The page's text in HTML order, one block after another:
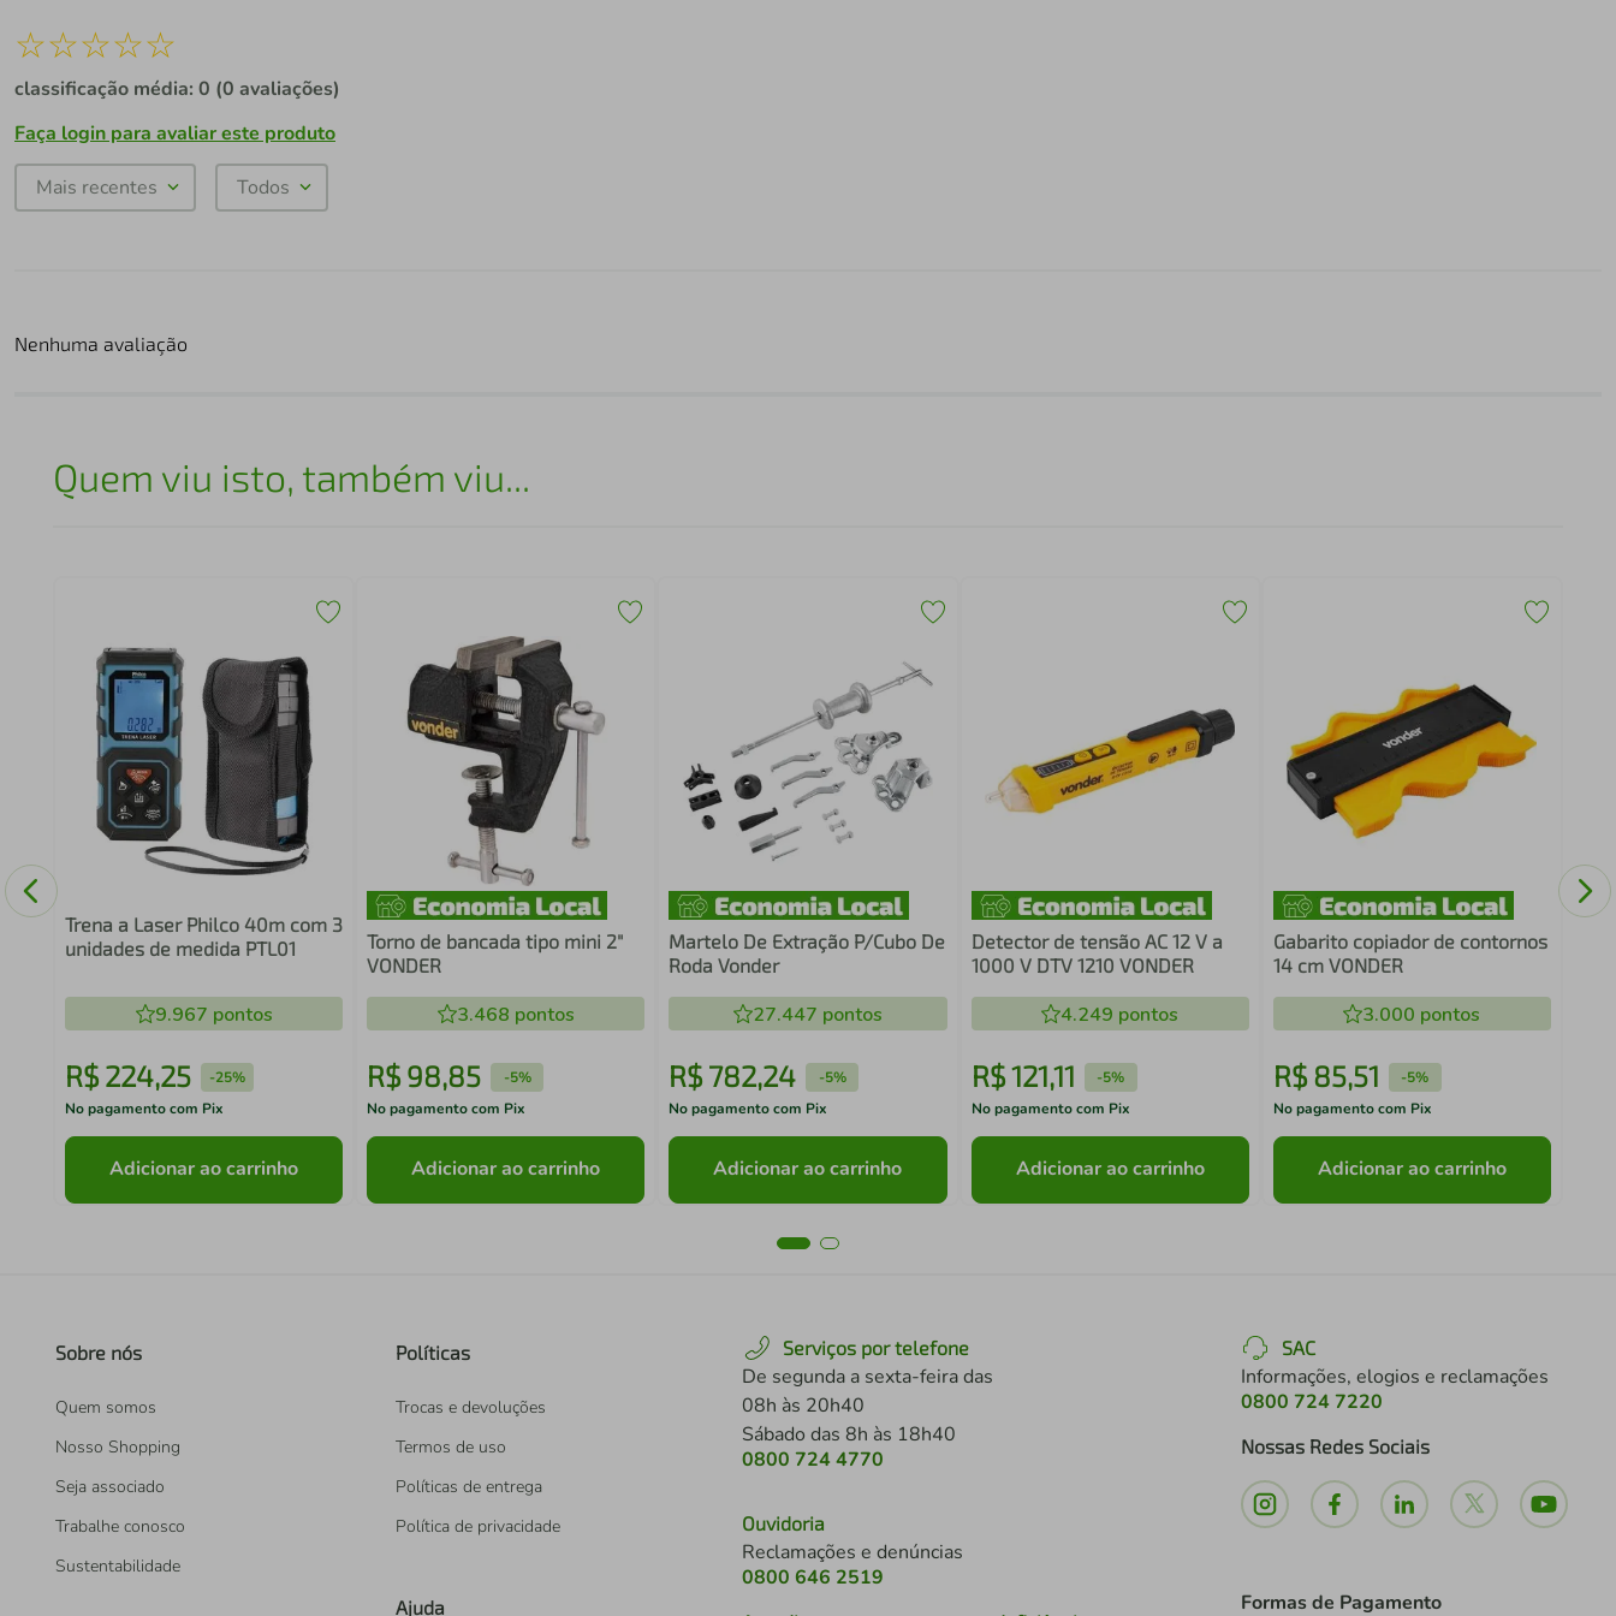
☆☆☆☆☆
classificação média: 0 (0 avaliações)
Faça login para avaliar este produto
Mais recentes Todos
Nenhuma avaliação
Quem viu isto, também viu...
Trena a Laser Philco 40m com 3
unidades de medida PTL01
9.967 pontos
R$ 224,25 -25%
No pagamento com Pix
Adicionar ao carrinho
Torno de bancada tipo mini 2"
VONDER
3.468 pontos
R$ 98,85 -5%
No pagamento com Pix
Adicionar ao carrinho
Martelo De Extração P/Cubo De
Roda Vonder
27.447 pontos
R$782,24 -5%
No pagamento com Pix
Adicionar ao carrinho
Detector de tensão AC 12 V a
1000 V DTV 1210 VONDER
4.249 pontos
R$121,11 -5%
No pagamento com Pix
Adicionar ao carrinho
Gabarito copiador de contornos
14 cm VONDER
3.000 pontos
R$ 85,51 -5%
No pagamento com Pix
Adicionar ao carrinho
Sobre nós
Quem somos
Nosso Shopping
Seja associado
Trabalhe conosco
Sustentabilidade
Políticas
Trocas e devoluções
Termos de uso
Políticas de entrega
Política de privacidade
Ajuda
Serviços por telefone
De segunda a sexta-feira das
08h às 20h40
Sábado das 8h às 18h40
0800 724 4770
Ouvidoria
Reclamações e denúncias
0800 646 2519
SAC
Informações, elogios e reclamações
0800 724 7220
Nossas Redes Sociais
Formas de Pagamento